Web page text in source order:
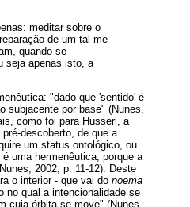
meditar sobre o
de um tal me-
quando se
seja apenas isto, a
"dado que 'sentido' é
subjacente por base" (Nunes,
como foi para Husserl, a
descoberto, de que a
um status ontológico, ou
uma hermenêutica, porque a
2002, p. 11-12). Deste
o interior - que vai do noema
no qual a intencionalidade se
cuja órbita se move" (Nunes,